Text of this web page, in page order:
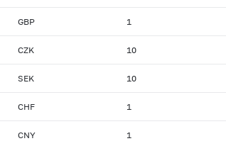
GBP 1
CZK 10
SEK 10
CHF 1
CNY 1